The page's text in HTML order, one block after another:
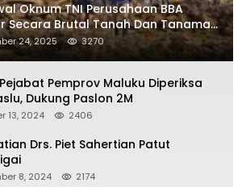
Oknum TNI Perusahaan BBA
Secara Brutal Tanah Dan Tanaman
Akademisi Unpatti Minta Pangdam
Anggotanya
24, 2025 3270
Pemprov Maluku Diperiksa
Dukung Paslon 2M
13, 2024 2406
Drs. Piet Sahertian Patut
8, 2024 2174